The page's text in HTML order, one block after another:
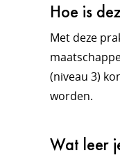
Hoe is
Met deze
(niveau 3)
worden.
Wat leer